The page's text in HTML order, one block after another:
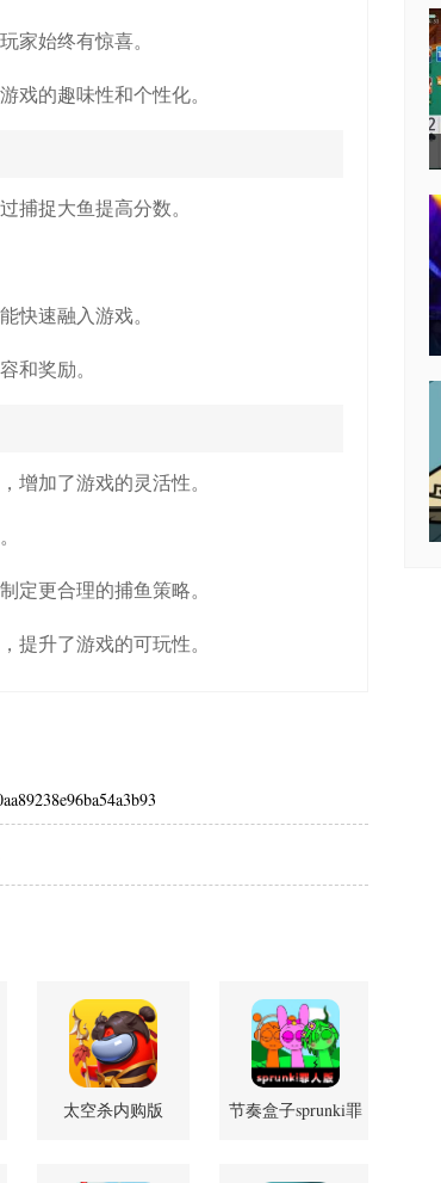
家始终有惊喜。
戏的趣味性和个性化。
捕捉大鱼提高分数。
快速融入游戏。
和奖励。
增加了游戏的灵活性。
定更合理的捕鱼策略。
提升了游戏的可玩性。
太空杀内购版
节奏盒子sprunki罪